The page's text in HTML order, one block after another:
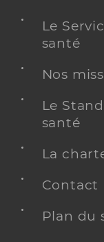
Le
santé
Nos
Le
santé
La
Contact
Plan du